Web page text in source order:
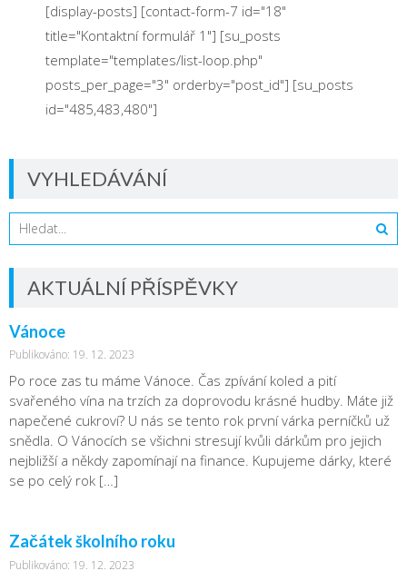
[display-posts] [contact-form-7 id="18"
title="Kontaktní formulář 1"] [su_posts
template="templates/list-loop.php"
posts_per_page="3" orderby="post_id"] [su_posts
id="485,483,480"]
VYHLEDÁVÁNÍ
AKTUÁLNÍ PŘÍSPĚVKY
Vánoce
Publikováno: 19. 12. 2023
Po roce zas tu máme Vánoce. Čas zpívání koled a pití
svařeného vína na trzích za doprovodu krásné hudby. Máte již
napečené cukroví? U nás se tento rok první várka perníčků už
snědla. O Vánocích se všichni stresují kvůli dárkům pro jejich
nejbližší a někdy zapomínají na finance. Kupujeme dárky, které
se po celý rok […]
Začátek školního roku
Publikováno: 19. 12. 2023